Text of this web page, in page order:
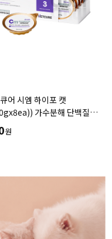
어 시엠 하이포 캣
가수분해 단백질
투약보조 건강회복 영양보급
원